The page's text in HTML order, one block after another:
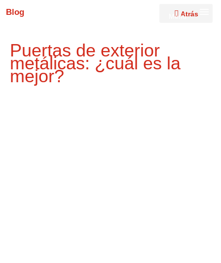
Blog Atrás
Puertas de exterior
metálicas: ¿cuál es la
mejor?
Menú